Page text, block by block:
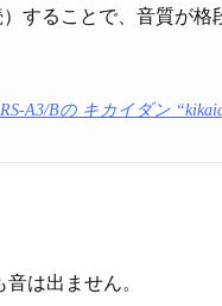
することで、音質が格
A3/Bの キカイダン
は出ません。